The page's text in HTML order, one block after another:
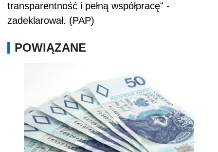
transparentność i pełną współpracę" -
zadeklarował. (PAP)
POWIĄZANE